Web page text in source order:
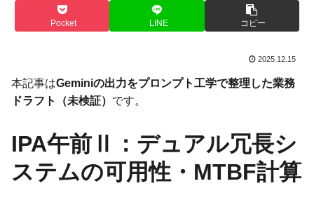
Pocket LINE コピー
2025.12.15
本記事はGeminiの出力をプロンプト工学で整理した業務
ドラフト（未検証） です。
IPA午前Ⅱ：デュアル冗長シ
ステムの可用性・MTBF計算